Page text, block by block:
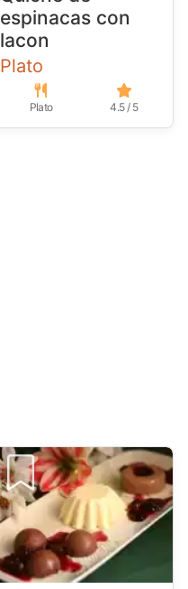
espinacas con
lacon
Plato
Plato 4.5 / 5